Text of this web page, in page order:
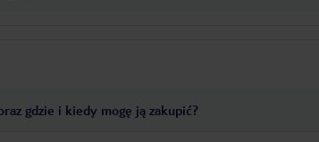
gdzie i kiedy mogę ją zakupić?